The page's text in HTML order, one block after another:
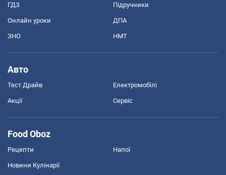
ГДЗ Підручники
Онлайн уроки ДПА
ЗНО НМТ
Авто
Тест Драйв Електромобілі
Акції Сервіс
Food Oboz
Рецепти Напої
Новини Кулінарії